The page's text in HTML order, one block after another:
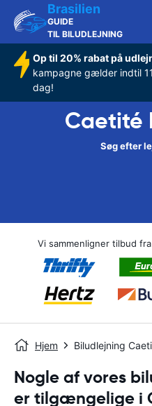
Brasilien
GUIDE
TIL BILUDLEJNING
Op til 20% rabat på
kampagne gælder indtil
dag!
Caetité
Søg efter
Vi sammenligner tilbud
Hjem Biludlejning
Nogle af vores
er tilgængelige i